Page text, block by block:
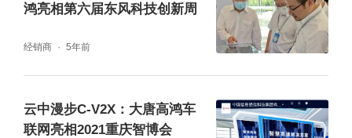
鸿亮相第六届东风科技创新周
经销商 5年前
云中漫步C-V2X：大唐高鸿车
联网亮相2021重庆智博会